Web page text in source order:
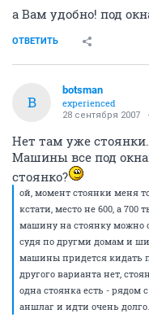
а Вам удобно! под
ОТВЕТИТЬ
B
botsman
experienced
28 сентября 2007
Нет там уже
Машины все под
стоянко?
ой, момент стоянки меня
кстати, место не 600, а 700
машину на стоянку можно
судя по другми домам и
машины придется кидать
другого варианта нет,
одна стоянка есть - рядом
аншлаг и идти очень